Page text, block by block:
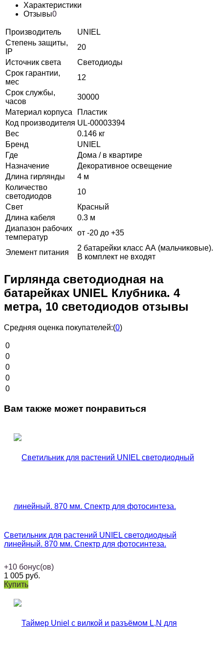
Характеристики
Отзывы0
Производитель
UNIEL
Степень защиты,
IP
20
Источник света
Светодиоды
Срок гарантии,
мес
12
Срок службы,
часов
30000
Материал корпуса
Пластик
Код производителя UL-00003394
Вес
0.146 кг
Бренд
UNIEL
Где
Дома / в квартире
Назначение
Декоративное освещение
Длина гирлянды
4 м
Количество
светодиодов
10
Свет
Красный
Длина кабеля
0.3 м
Диапазон рабочих
температур
от -20 до +35
Элемент питания
2 батарейки класс АА (мальчиковые).
В комплект не входят
Гирлянда светодиодная на
батарейках UNIEL Клубника. 4
метра, 10 светодиодов отзывы
Средняя оценка покупателей:(0)
0
0
0
0
0
Вам также может понравиться
Светильник для растений UNIEL светодиодный
линейный. 870 мм. Спектр для фотосинтеза.
+10 бонус(ов)
1 005 руб.
Купить